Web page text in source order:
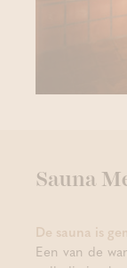
Sauna
De sauna is
Een van de